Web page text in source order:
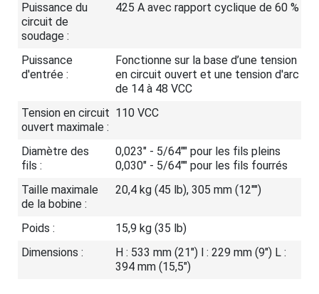
Puissance du
circuit de
soudage :
425 A avec rapport cyclique de 60 %
Puissance
d'entrée :
Fonctionne sur la base d’une tension
en circuit ouvert et une tension d'arc
de 14 à 48 VCC
Tension en circuit
ouvert maximale :
110 VCC
Diamètre des
fils :
0,023" - 5/64"" pour les fils pleins
0,030" - 5/64"" pour les fils fourrés
Taille maximale
de la bobine :
20,4 kg (45 lb), 305 mm (12"")
Poids :
15,9 kg (35 lb)
Dimensions :
H : 533 mm (21") l : 229 mm (9") L :
394 mm (15,5")